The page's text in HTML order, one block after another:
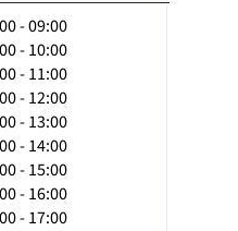
- 09:00
- 10:00
- 11:00
- 12:00
- 13:00
- 14:00
- 15:00
- 16:00
- 17:00